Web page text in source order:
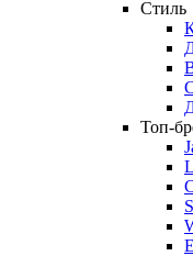
Стиль
Топ-